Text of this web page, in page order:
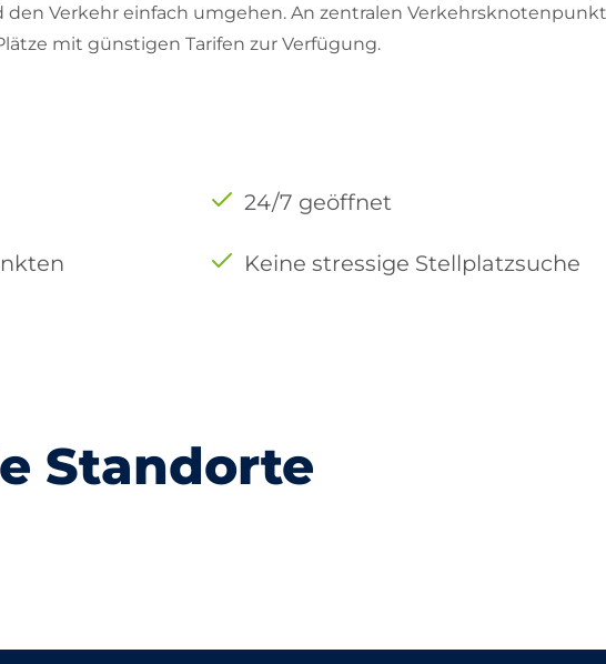
Verkehr einfach umgehen. An zentralen
mit günstigen Tarifen zur Verfügung.
24/7 geöffnet
Keine stressige Stellplatzsuche
Standorte
Lausanne